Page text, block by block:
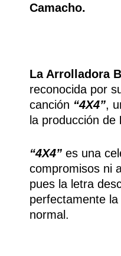
Camacho.
La Arrolladora
reconocida por
canción “4X4”,
la producción de
“4X4” es una
compromisos ni
pues la letra
perfectamente
normal.